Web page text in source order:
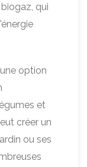
qui
option
et
créer un
ou ses